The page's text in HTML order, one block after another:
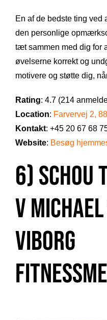
En af de bedste ting
den personlige
tæt sammen med dig for
øvelserne korrekt og
motivere og støtte dig,
Rating: 4.7 (214
Location: Farvervej 2,
Kontakt: +45 20 67 68
Website: Besøg
6) Schou
V
Viborg